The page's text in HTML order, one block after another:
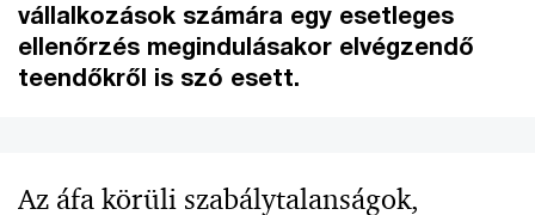
vállalkozások számára egy esetleges
ellenőrzés megindulásakor elvégzendő
teendőkről is szó esett.
Az áfa körüli szabálytalanságok,